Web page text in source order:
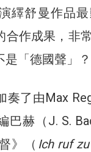
繹舒曼作品
合作成果，非
「德國聲」？
奏了由Max
巴赫（J. S.
》（ Ich ruf